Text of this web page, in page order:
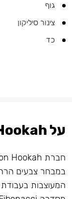
גוף
צינור סיליקון
כד
על Union Hookah
במבחר צבעים
המעוצבות בעבודת